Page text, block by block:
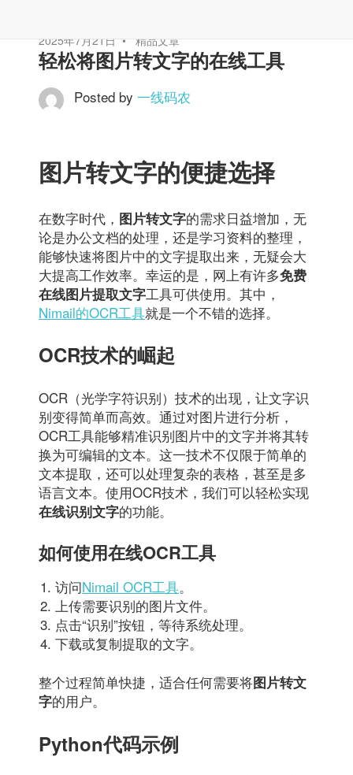
2025年7月21日 精品文章
轻松将图片转文字的在线工具
Posted by 一线码农
图片转文字的便捷选择
在数字时代， 图片转文字的需求日益增加，无
论是办公文档的处理，还是学习资料的整理，
能够快速将图片中的文字提取出来，无疑会大
大提高工作效率。幸运的是，网上有许多免费
在线图片提取文字工具可供使用。其中，
Nimail的OCR工具就是一个不错的选择。
OCR技术的崛起
OCR（光学字符识别）技术的出现，让文字识
别变得简单而高效。通过对图片进行分析，
OCR工具能够精准识别图片中的文字并将其转
换为可编辑的文本。这一技术不仅限于简单的
文本提取，还可以处理复杂的表格，甚至是多
语言文本。使用OCR技术，我们可以轻松实现
在线识别文字的功能。
如何使用在线OCR工具
访问Nimail OCR工具。
上传需要识别的图片文件。
点击“识别”按钮，等待系统处理。
下载或复制提取的文字。
整个过程简单快捷，适合任何需要将图片转文
字的用户。
Python代码示例